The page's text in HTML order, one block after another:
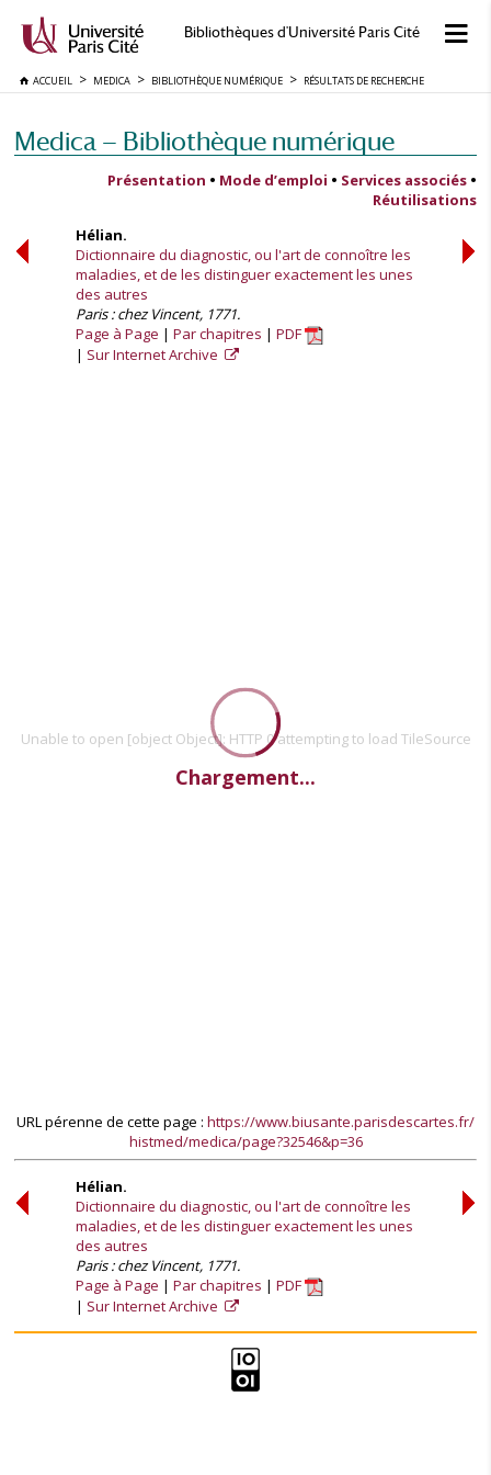
Bibliothèques d'Université Paris Cité
ACCUEIL MEDICA BIBLIOTHÈQUE NUMÉRIQUE RÉSULTATS DE RECHERCHE
Medica — Bibliothèque numérique
Présentation • Mode d’emploi • Services associés •
Réutilisations
Hélian.
Dictionnaire du diagnostic, ou l'art de connoître les
maladies, et de les distinguer exactement les unes
des autres
Paris : chez Vincent, 1771.
Page à Page
Par chapitres
PDF
Sur Internet Archive
Unable to open [object Object]: HTTP 0 attempting to load TileSource
Chargement...
URL pérenne de cette page : https://www.biusante.parisdescartes.fr/
histmed/medica/page?32546&p=36
Hélian.
Dictionnaire du diagnostic, ou l'art de connoître les
maladies, et de les distinguer exactement les unes
des autres
Paris : chez Vincent, 1771.
Page à Page
Par chapitres
PDF
Sur Internet Archive